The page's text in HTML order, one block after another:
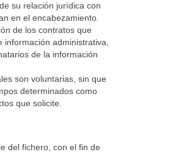
su relación jurídica con
en el encabezamiento.
de los contratos que
administrativa,
de la información
son voluntarias, sin que
determinados como
que solicite.
del fichero, con el fin de